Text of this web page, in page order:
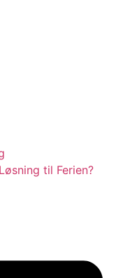
til Ferien?